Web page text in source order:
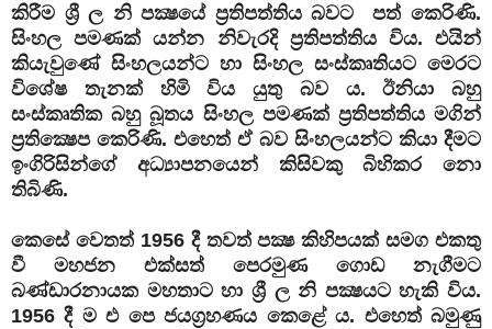
කිරීම ශ්‍රී ල නි පක්‍ෂයේ ප්‍රතිපත්තිය බවට පත් කෙරිණි.
සිංහල පමණක් යන්න නිවැරදි ප්‍රතිපත්තිය විය. එයින්
කියැවුණේ සිංහලයන්ට හා සිංහල සංස්කෘතියට මෙරට
විශේෂ තැනක් හිමි විය යුතු බව ය. ඊනියා බහු
සංස්කෘතික බහු බූතය සිංහල පමණක් ප්‍රතිපත්තිය මගින්
ප්‍රතික්‍ෂෙප කෙරිණි. එහෙත් ඒ බව සිංහලයන්ට කියා දීමට
ඉංගිරිසින්ගේ අධ්‍යාපනයෙන් කිසිවකු බිහිකර නො
තිබිණි.
කෙසේ වෙතත් 1956 දී තවත් පක්‍ෂ කිහිපයක් සමග එකතු
වී මහජන එක්සත් පෙරමුණ ගොඩ නැගීමට
බණ්ඩාරනායක මහතාට හා ශ්‍රී ල නි පක්‍ෂයට හැකි විය.
1956 දී ම එ පෙ ජයග්‍රහණය කෙළේ ය. එහෙත් බමුණු